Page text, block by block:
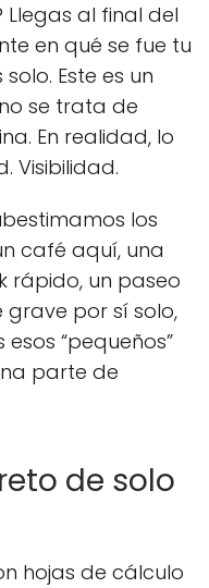
al final del
en qué se fue tu
Este es un
se trata de
En realidad, lo
Visibilidad.
los
café aquí, una
rápido, un paseo
por sí solo,
“pequeños”
parte de
de solo
hojas de cálculo